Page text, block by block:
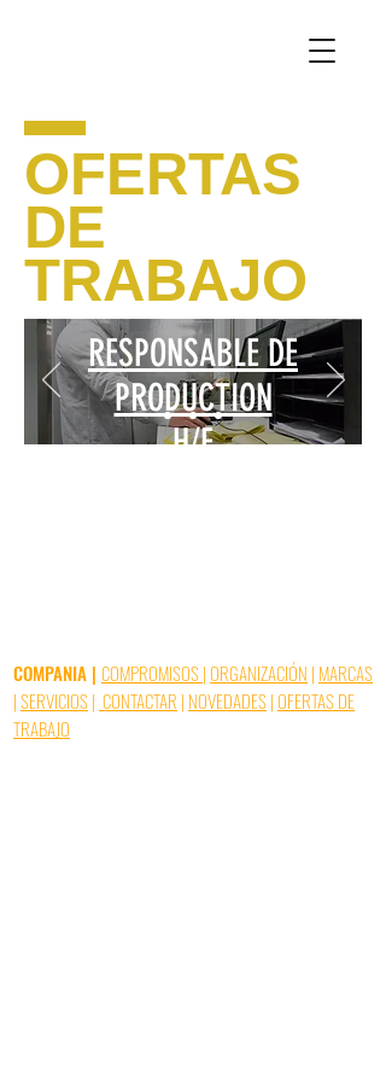
OFERTAS
DE
TRABAJO
RESPONSABLE DE
PRODUCTION
H/F
COMPANIA | COMPROMISOS|ORGANIZACIÓN | MARCAS
|SERVICIOS| CONTACTAR | NOVEDADES|OFERTAS DE
TRABAJO